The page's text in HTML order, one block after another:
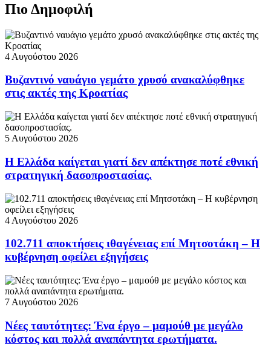
Πιο Δημοφιλή
4 Αυγούστου 2026
Βυζαντινό ναυάγιο γεμάτο χρυσό ανακαλύφθηκε
στις ακτές της Κροατίας
5 Αυγούστου 2026
Η Ελλάδα καίγεται γιατί δεν απέκτησε ποτέ εθνική
στρατηγική δασοπροστασίας.
4 Αυγούστου 2026
102.711 αποκτήσεις ιθαγένειας επί Μητσοτάκη – Η
κυβέρνηση οφείλει εξηγήσεις
7 Αυγούστου 2026
Νέες ταυτότητες: Ένα έργο – μαμούθ με μεγάλο
κόστος και πολλά αναπάντητα ερωτήματα.